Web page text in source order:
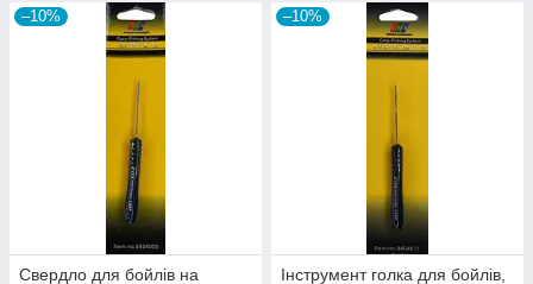
–10%
Свердло для бойлів на
–10%
Інструмент голка для бойлів,